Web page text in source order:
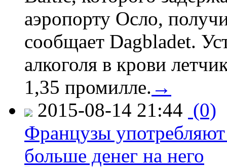
аэропорту Осло,
сообщает Dagbladet.
алкоголя в крови
1,35 промилле. →
2015-08-14 21:44 (0)
Французы
больше денег на него